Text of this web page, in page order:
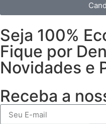
Seja 100%
Fique por
Novidades e
Receba a